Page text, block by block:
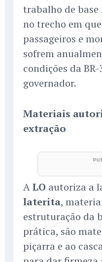
trabalho de
no trecho em
passageiros e
sofrem
condições da BR-
governador.
Materiais
extração
ALO autoriza a
laterita,
estruturação da
prática, são
piçarra e ao